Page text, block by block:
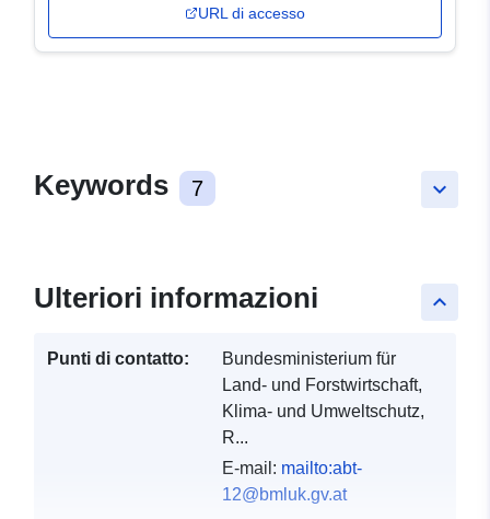
URL di accesso
keyboard_arrow_down
Keywords 7
keyboard_arrow_up
Ulteriori informazioni
Punti di contatto:
Bundesministerium für
Land- und Forstwirtschaft,
Klima- und Umweltschutz,
R...
E-mail: mailto:abt-
12@bmluk.gv.at